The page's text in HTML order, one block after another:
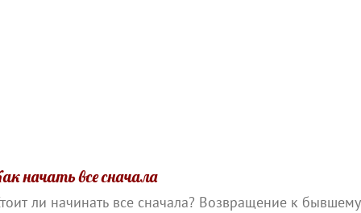
начать все сначала
ли начинать все сначала? Возвращение к бывшему